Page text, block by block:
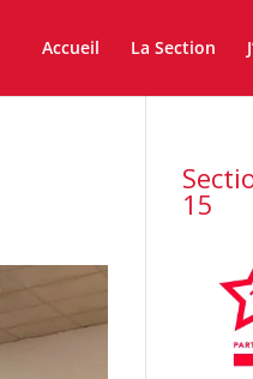
Accueil La Section
15